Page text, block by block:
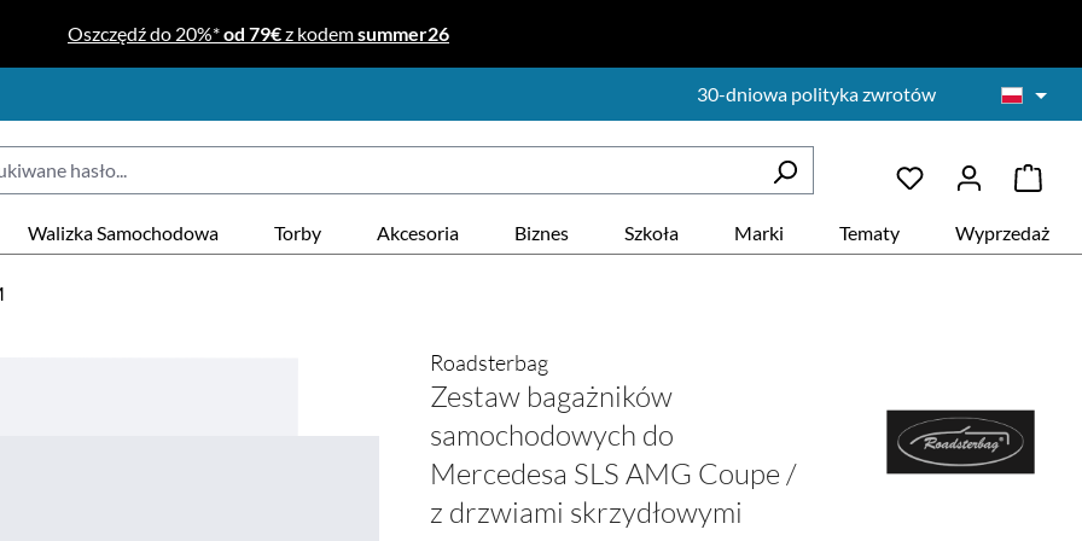
Oszczędź do 20%*od 79€z kodemsummer26
30-dniowa polityka zwrotów
Walizka Samochodowa Torby Akcesoria Biznes Szkoła Marki Tematy Wyprzedaż
Roadsterbag
Zestaw bagażników
samochodowych do
Mercedesa SLS AMG Coupe /
z drzwiami skrzydłowymi